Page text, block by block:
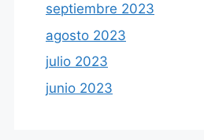
septiembre 2023
agosto 2023
julio 2023
junio 2023